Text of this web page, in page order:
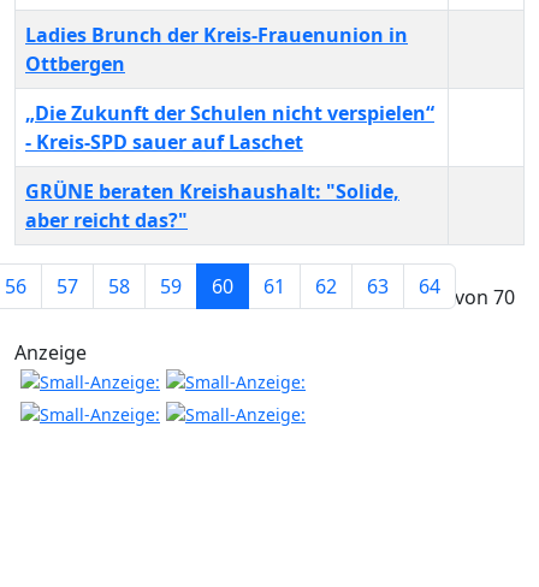
Beiträge
Ladies Brunch der Kreis-Frauenunion in
Ottbergen
„Die Zukunft der Schulen nicht verspielen“
- Kreis-SPD sauer auf Laschet
GRÜNE beraten Kreishaushalt: "Solide,
aber reicht das?"
Seite 60 von 70
56 57 58 59 60 61 62 63 64
Anzeige